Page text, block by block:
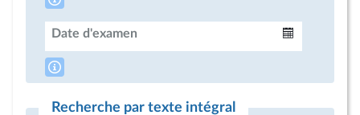
Date d'examen
Recherche par texte intégral